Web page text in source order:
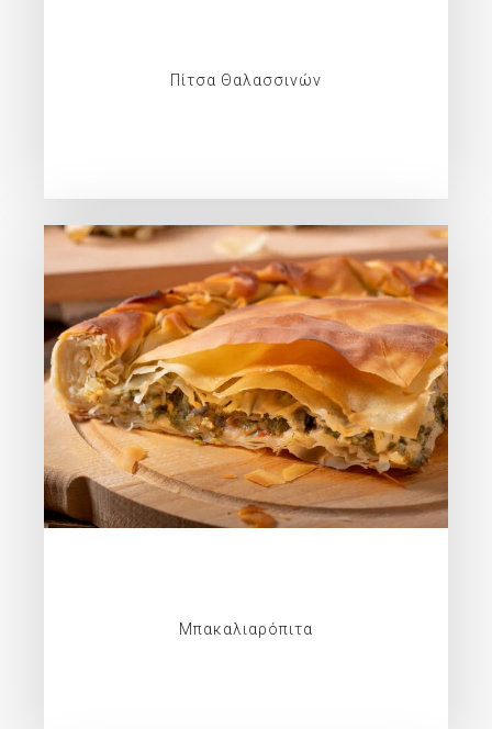
Πίτσα Θαλασσινών
Μπακαλιαρόπιτα